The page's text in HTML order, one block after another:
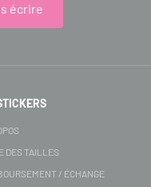
écrire
DES TAILLES
/ ÉCHANGE